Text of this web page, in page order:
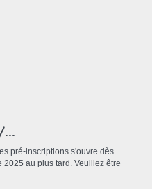
...
pré-inscriptions s'ouvre dès
au plus tard. Veuillez être